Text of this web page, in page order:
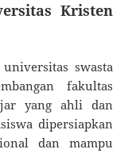
Kristen
swasta
fakultas
yang ahli dan
dipersiapkan
dan mampu